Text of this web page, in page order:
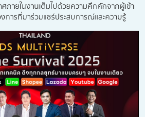
ภายในงานเต็มไปด้วยความคึกคักจากผู้เข้า
การที่มาร่วมแชร์ประสบการณ์และความรู้